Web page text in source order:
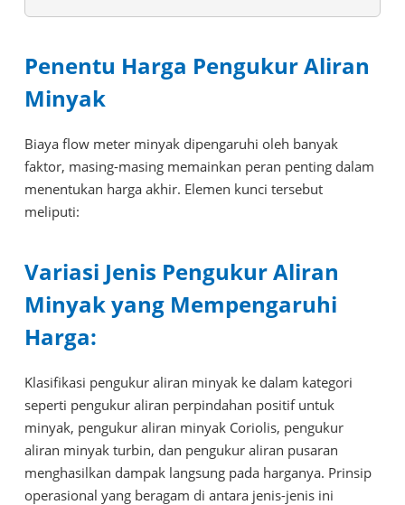
Penentu Harga Pengukur Aliran
Minyak
Biaya flow meter minyak dipengaruhi oleh banyak
faktor, masing-masing memainkan peran penting dalam
menentukan harga akhir. Elemen kunci tersebut
meliputi:
Variasi Jenis Pengukur Aliran
Minyak yang Mempengaruhi
Harga:
Klasifikasi pengukur aliran minyak ke dalam kategori
seperti pengukur aliran perpindahan positif untuk
minyak, pengukur aliran minyak Coriolis, pengukur
aliran minyak turbin, dan pengukur aliran pusaran
menghasilkan dampak langsung pada harganya. Prinsip
operasional yang beragam di antara jenis-jenis ini